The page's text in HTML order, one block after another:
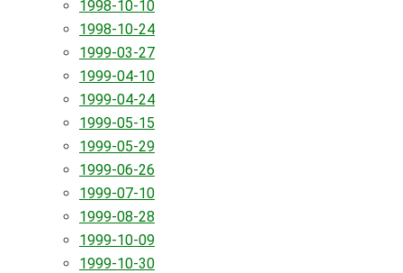
1998-10-10
1998-10-24
1999-03-27
1999-04-10
1999-04-24
1999-05-15
1999-05-29
1999-06-26
1999-07-10
1999-08-28
1999-10-09
1999-10-30